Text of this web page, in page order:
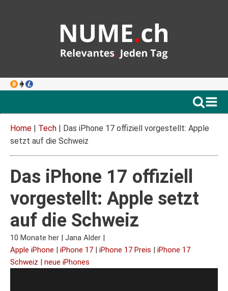
Home | Tech | Das iPhone 17 offiziell vorgestellt: Apple
setzt auf die Schweiz
Das iPhone 17 offiziell
vorgestellt: Apple setzt
auf die Schweiz
10 Monate her | Jana Alder |
Apple iPhone | iPhone 17 | iPhone 17 Preis | iPhone 17
Schweiz | neue iPhones